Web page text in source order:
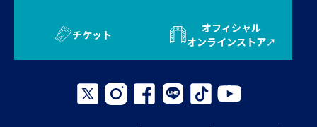
チケット
オフィシャル
オンラインストア